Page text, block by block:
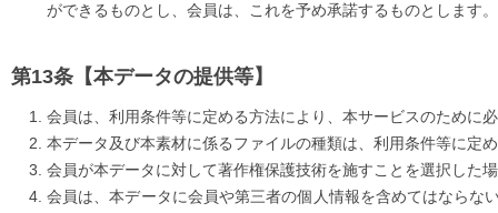
ができるものとし、会員は、これを予め承諾するものとします。
【本データの提供等】
会員は、利用条件等に定める方法により、本サービスのために
本データ及び本素材に係るファイルの種類は、利用条件等に定
会員が本データに対して著作権保護技術を施すことを選択した
会員は、本データに会員や第三者の個人情報を含めてはなら